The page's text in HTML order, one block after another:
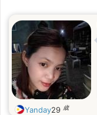
Yanday29 歳